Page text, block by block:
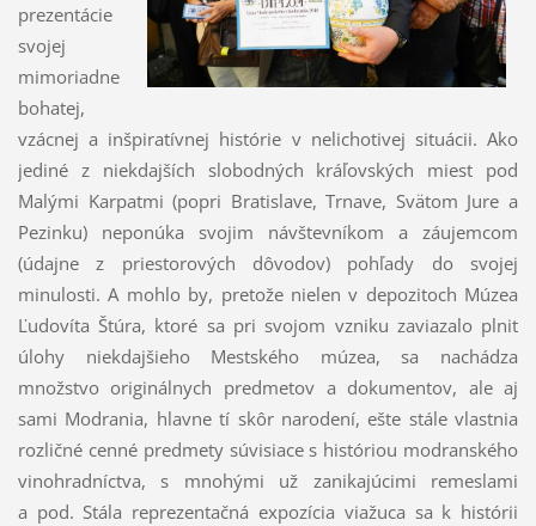
prezentácie
svojej
mimoriadne
bohatej,
vzácnej a inšpiratívnej histórie v nelichotivej situácii. Ako
jediné z niekdajších slobodných kráľovských miest pod
Malými Karpatmi (popri Bratislave, Trnave, Svätom Jure a
Pezinku) neponúka svojim návštevníkom a záujemcom
(údajne z priestorových dôvodov) pohľady do svojej
minulosti. A mohlo by, pretože nielen v depozitoch Múzea
Ľudovíta Štúra, ktoré sa pri svojom vzniku zaviazalo plniť
úlohy niekdajšieho Mestského múzea, sa nachádza
množstvo originálnych predmetov a dokumentov, ale aj
sami Modrania, hlavne tí skôr narodení, ešte stále vlastnia
rozličné cenné predmety súvisiace s históriou modranského
vinohradníctva, s mnohými už zanikajúcimi remeslami
a pod. Stála reprezentačná expozícia viažuca sa k histórii